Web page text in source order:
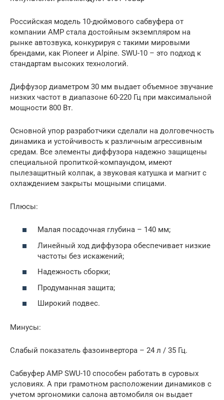
Российская модель 10-дюймового сабвуфера от
компании АМР стала достойным экземпляром на
рынке автозвука, конкурируя с такими мировыми
брендами, как Pioneer и Alpine. SWU-10 – это подход к
стандартам высоких технологий.
Диффузор диаметром 30 мм выдает объемное звучание
низких частот в диапазоне 60-220 Гц при максимальной
мощности 800 Вт.
Основной упор разработчики сделали на долговечность
динамика и устойчивость к различным агрессивным
средам. Все элементы диффузора надежно защищены
специальной пропиткой-компаундом, имеют
пылезащитный колпак, а звуковая катушка и магнит с
охлаждением закрыты мощными спицами.
Плюсы:
Малая посадочная глубина – 140 мм;
Линейный ход диффузора обеспечивает низкие
частоты без искажений;
Надежность сборки;
Продуманная защита;
Широкий подвес.
Минусы:
Слабый показатель фазоинвертора – 24 л / 35 Гц.
Сабвуфер AMP SWU-10 способен работать в суровых
условиях. А при грамотном расположении динамиков с
учетом эргономики салона автомобиля он выдает